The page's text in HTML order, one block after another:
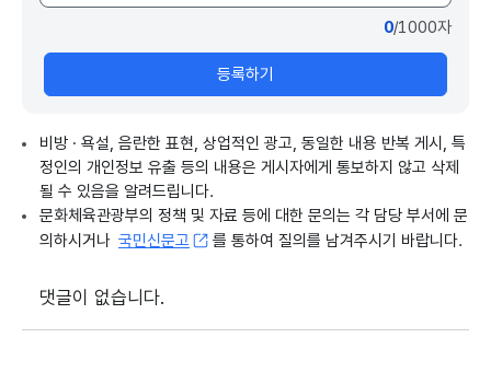
문체부는 전국에 산재한 주요 전적지와 기념시설을
자전거로 둘러볼 수 있는 순례길을 조성하는 등 자전
거 여행을 활성화에 나섭니다.
인터뷰> 유인촌 / 문화체육관광부 장관
"상당히 많은 숫자의 자전거 동호인들이 있기 때문
에 교통이 편하고 코스 개발이 잘 되면 전국적으로
많은 분들이 자전거 관광을 할 거라고 저는 기대합니
0/1000자
등록하기
비방 · 욕설, 음란한 표현, 상업적인 광고, 동일한 내용 반복 게시, 특
정인의 개인정보 유출 등의 내용은 게시자에게 통보하지 않고 삭제
될 수 있음을 알려드립니다.
문화체육관광부의 정책 및 자료 등에 대한 문의는 각 담당 부서에 문
의하시거나 국민신문고 를 통하여 질의를 남겨주시기 바랍니다.
댓글이 없습니다.